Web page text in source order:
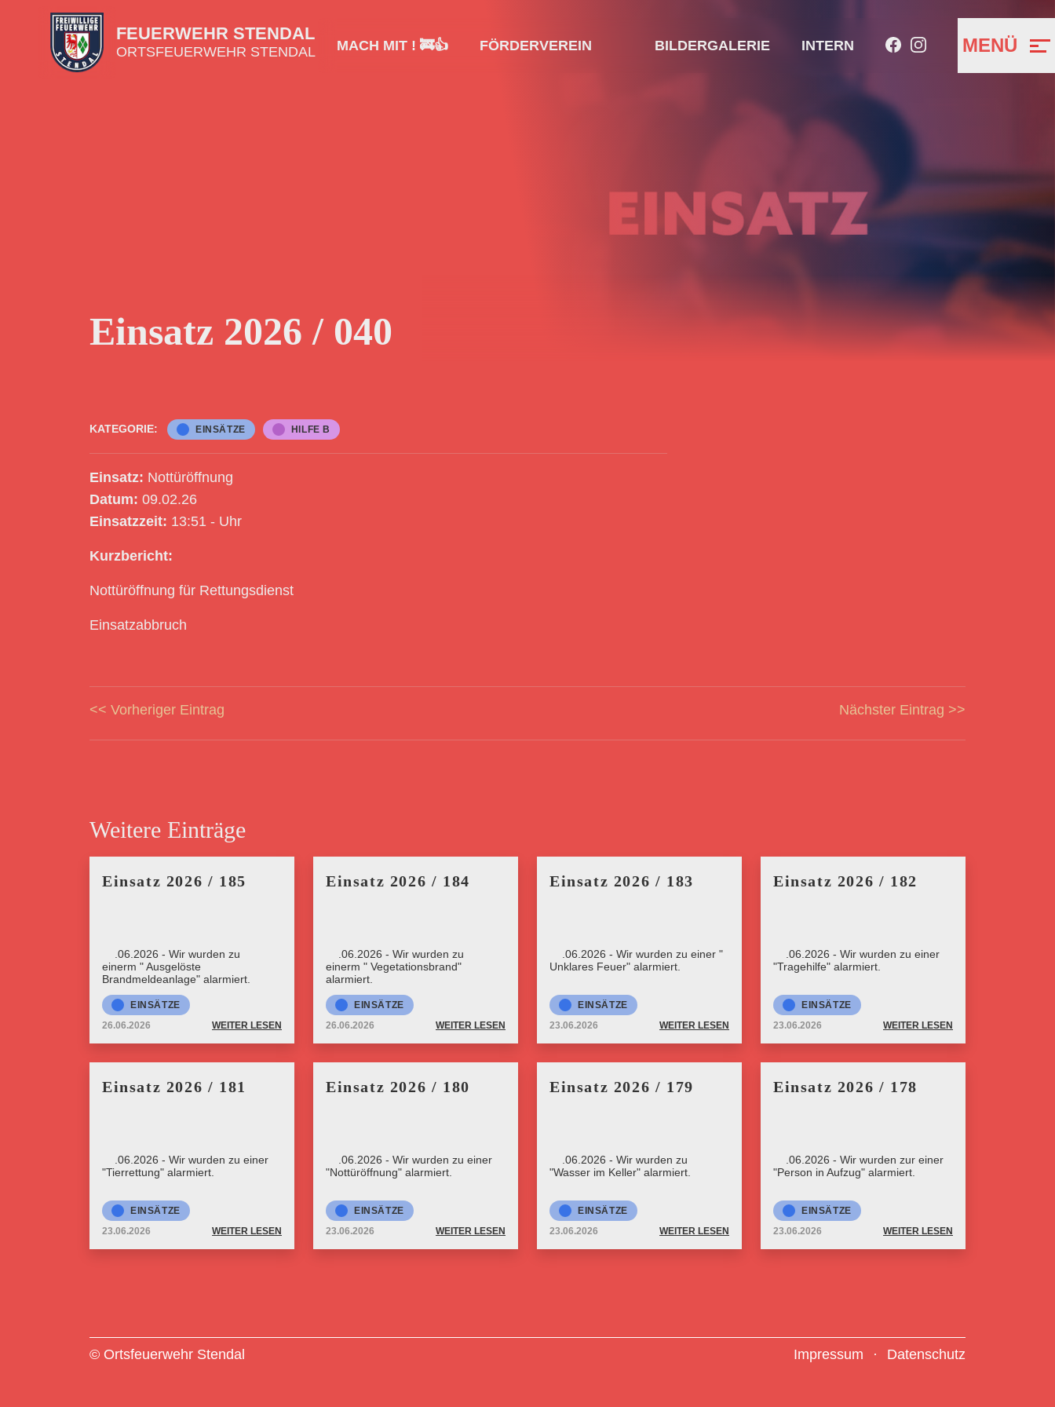
FEUERWEHR STENDAL
ORTSFEUERWEHR STENDAL MACH MIT ! 🚒👍 FÖRDERVEREIN BILDERGALERIE INTERN MENÜ
Einsatz 2026 / 040
KATEGORIE: EINSÄTZE HILFE B
Einsatz: Nottüröffnung
Datum: 09.02.26
Einsatzzeit: 13:51 - Uhr
Kurzbericht:
Nottüröffnung für Rettungsdienst
Einsatzabbruch
<< Vorheriger Eintrag Nächster Eintrag >>
Weitere Einträge
Einsatz 2026 / 185
26.06.2026 - Wir wurden zu
einerm " Ausgelöste
Brandmeldeanlage" alarmiert.
EINSÄTZE
26.06.2026
WEITER LESEN
Einsatz 2026 / 184
26.06.2026 - Wir wurden zu
einerm " Vegetationsbrand"
alarmiert.
EINSÄTZE
26.06.2026
WEITER LESEN
Einsatz 2026 / 183
23.06.2026 - Wir wurden zu einer "
Unklares Feuer" alarmiert.
EINSÄTZE
23.06.2026
WEITER LESEN
Einsatz 2026 / 182
23.06.2026 - Wir wurden zu einer
"Tragehilfe" alarmiert.
EINSÄTZE
23.06.2026
WEITER LESEN
Einsatz 2026 / 181
23.06.2026 - Wir wurden zu einer
"Tierrettung" alarmiert.
EINSÄTZE
23.06.2026
WEITER LESEN
Einsatz 2026 / 180
23.06.2026 - Wir wurden zu einer
"Nottüröffnung" alarmiert.
EINSÄTZE
23.06.2026
WEITER LESEN
Einsatz 2026 / 179
23.06.2026 - Wir wurden zu
"Wasser im Keller" alarmiert.
EINSÄTZE
23.06.2026
WEITER LESEN
Einsatz 2026 / 178
23.06.2026 - Wir wurden zur einer
"Person in Aufzug" alarmiert.
EINSÄTZE
23.06.2026
WEITER LESEN
© Ortsfeuerwehr Stendal Impressum Datenschutz